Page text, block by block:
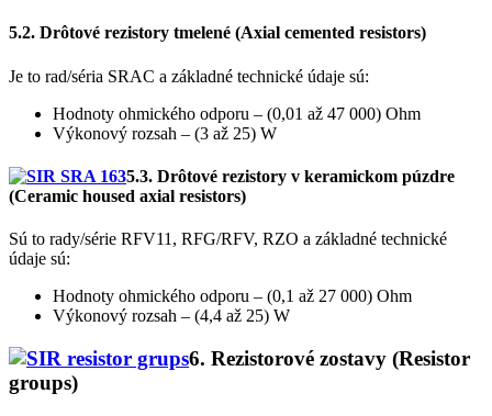
5.2. Drôtové rezistory tmelené (Axial cemented resistors)
Je to rad/séria SRAC a základné technické údaje sú:
Hodnoty ohmického odporu – (0,01 až 47 000) Ohm
Výkonový rozsah – (3 až 25) W
5.3. Drôtové rezistory v keramickom púzdre
(Ceramic housed axial resistors)
Sú to rady/série RFV11, RFG/RFV, RZO a základné technické
údaje sú:
Hodnoty ohmického odporu – (0,1 až 27 000) Ohm
Výkonový rozsah – (4,4 až 25) W
6. Rezistorové zostavy (Resistor
groups)